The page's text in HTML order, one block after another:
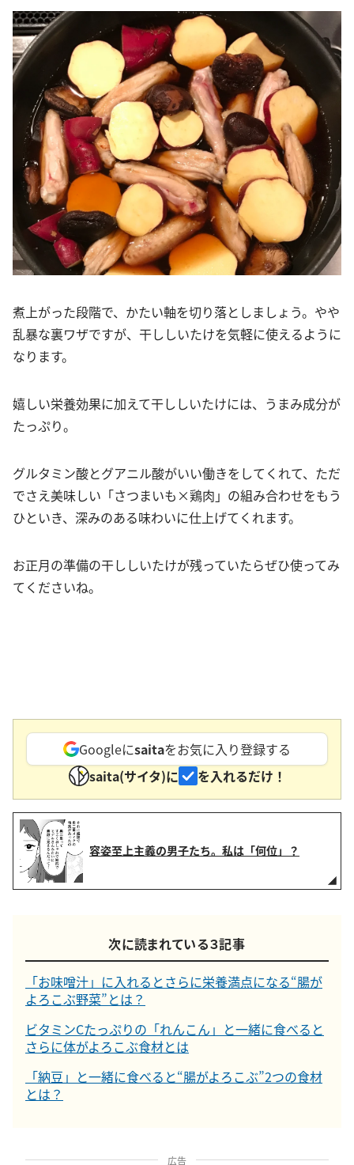
煮上がった段階で、かたい軸を切り落としましょう。やや
乱暴な裏ワザですが、干ししいたけを気軽に使えるように
なります。
嬉しい栄養効果に加えて干ししいたけには、うまみ成分が
たっぷり。
グルタミン酸とグアニル酸がいい働きをしてくれて、ただ
でさえ美味しい「さつまいも×鶏肉」の組み合わせをもう
ひといき、深みのある味わいに仕上げてくれます。
お正月の準備の干ししいたけが残っていたらぜひ使ってみ
てくださいね。
Googleにsaitaをお気に入り登録する
saita(サイタ)に
を入れるだけ！
容姿至上主義の男子たち。私は「何位」？
次に読まれている３記事
「お味噌汁」に入れるとさらに栄養満点になる“腸が
よろこぶ野菜”とは？
ビタミンCたっぷりの「れんこん」と一緒に食べると
さらに体がよろこぶ食材とは
「納豆」と一緒に食べると“腸がよろこぶ”2つの食材
とは？
広告